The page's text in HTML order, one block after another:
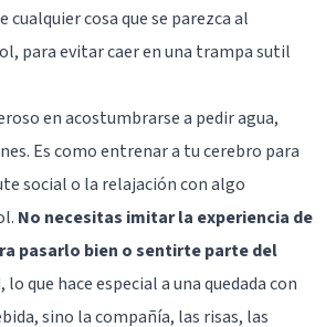
cosa que se parezca al
para evitar caer en una trampa sutil
en acostumbrarse a pedir agua,
Es como entrenar a tu cerebro para
social o la relajación con algo
No necesitas imitar la experiencia de
pasarlo bien o sentirte parte del
lo que hace especial a una quedada con
sino la compañía, las risas, las